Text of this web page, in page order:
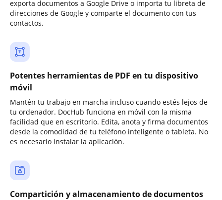
exporta documentos a Google Drive o importa tu libreta de
direcciones de Google y comparte el documento con tus
contactos.
Potentes herramientas de PDF en tu dispositivo
móvil
Mantén tu trabajo en marcha incluso cuando estés lejos de
tu ordenador. DocHub funciona en móvil con la misma
facilidad que en escritorio. Edita, anota y firma documentos
desde la comodidad de tu teléfono inteligente o tableta. No
es necesario instalar la aplicación.
Compartición y almacenamiento de documentos